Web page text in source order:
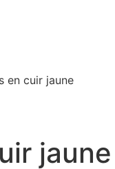
en cuir jaune
jaune